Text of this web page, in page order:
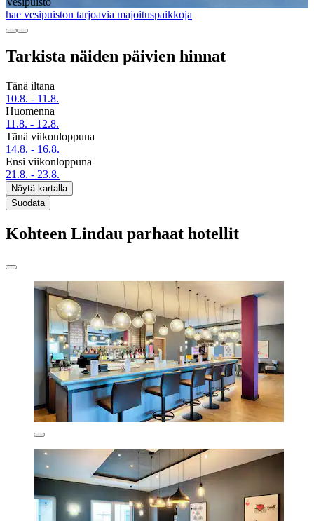
hae vesipuiston tarjoavia majoituspaikkoja
Tarkista näiden päivien hinnat
Tänä iltana
10.8. - 11.8.
Huomenna
11.8. - 12.8.
Tänä viikonloppuna
14.8. - 16.8.
Ensi viikonloppuna
21.8. - 23.8.
Näytä kartalla
Suodata
Kohteen Lindau parhaat hotellit